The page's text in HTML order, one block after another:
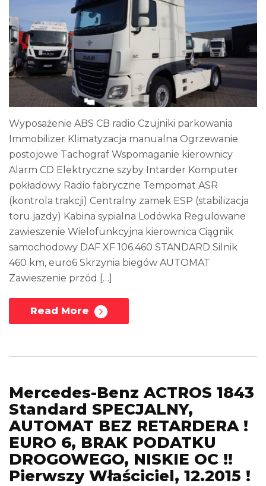
Wyposażenie ABS CB radio Czujniki parkowania
Immobilizer Klimatyzacja manualna Ogrzewanie
postojowe Tachograf Wspomaganie kierownicy
Alarm CD Elektryczne szyby Intarder Komputer
pokładowy Radio fabryczne Tempomat ASR
(kontrola trakcji) Centralny zamek ESP (stabilizacja
toru jazdy) Kabina sypialna Lodówka Regulowane
zawieszenie Wielofunkcyjna kierownica Ciągnik
samochodowy DAF XF 106.460 STANDARD Silnik
460 km, euro6 Skrzynia biegów AUTOMAT
Zawieszenie przód […]
Read More
Mercedes-Benz ACTROS 1843
Standard SPECJALNY,
AUTOMAT BEZ RETARDERA !
EURO 6, BRAK PODATKU
DROGOWEGO, NISKIE OC !!
Pierwszy Właściciel, 12.2015 !